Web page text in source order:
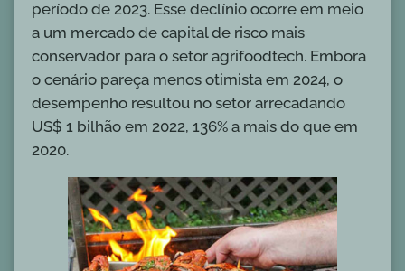
período de 2023. Esse declínio ocorre em meio
a um mercado de capital de risco mais
conservador para o setor agrifoodtech. Embora
o cenário pareça menos otimista em 2024, o
desempenho resultou no setor arrecadando
US$ 1 bilhão em 2022, 136% a mais do que em
2020.